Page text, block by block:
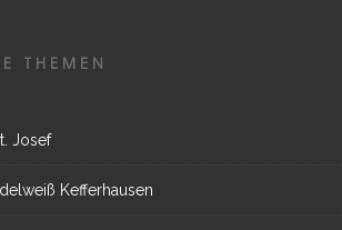
THEMEN
Josef
Kefferhausen